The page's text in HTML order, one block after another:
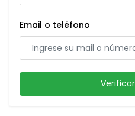
Email o teléfono